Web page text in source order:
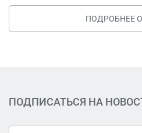
ПОДРОБНЕЕ
ПОДПИСАТЬСЯ НА